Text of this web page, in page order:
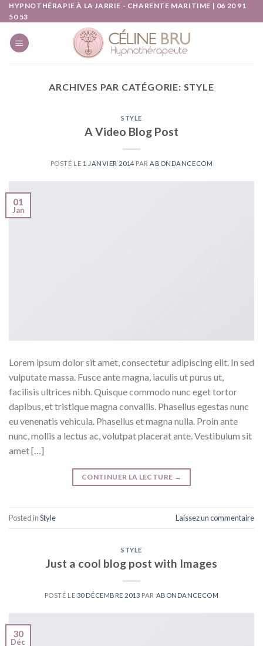
Skip
to
content
HYPNOTHÉRAPIE À LA JARRIE - CHARENTE MARITIME | 06 20 91
50 53
ARCHIVES PAR CATÉGORIE: STYLE
STYLE
A Video Blog Post
POSTÉ LE 1 JANVIER 2014 PAR ABONDANCECOM
01
Jan
Lorem ipsum dolor sit amet, consectetur adipiscing elit. In sed
vulputate massa. Fusce ante magna, iaculis ut purus ut,
facilisis ultrices nibh. Quisque commodo nunc eget tortor
dapibus, et tristique magna convallis. Phasellus egestas nunc
eu venenatis vehicula. Phasellus et magna nulla. Proin ante
nunc, mollis a lectus ac, volutpat placerat ante. Vestibulum sit
amet […]
CONTINUER LA LECTURE →
Posted inStyle Laissez un commentaire
STYLE
Just a cool blog post with Images
POSTÉ LE 30 DÉCEMBRE 2013 PAR ABONDANCECOM
30
Déc